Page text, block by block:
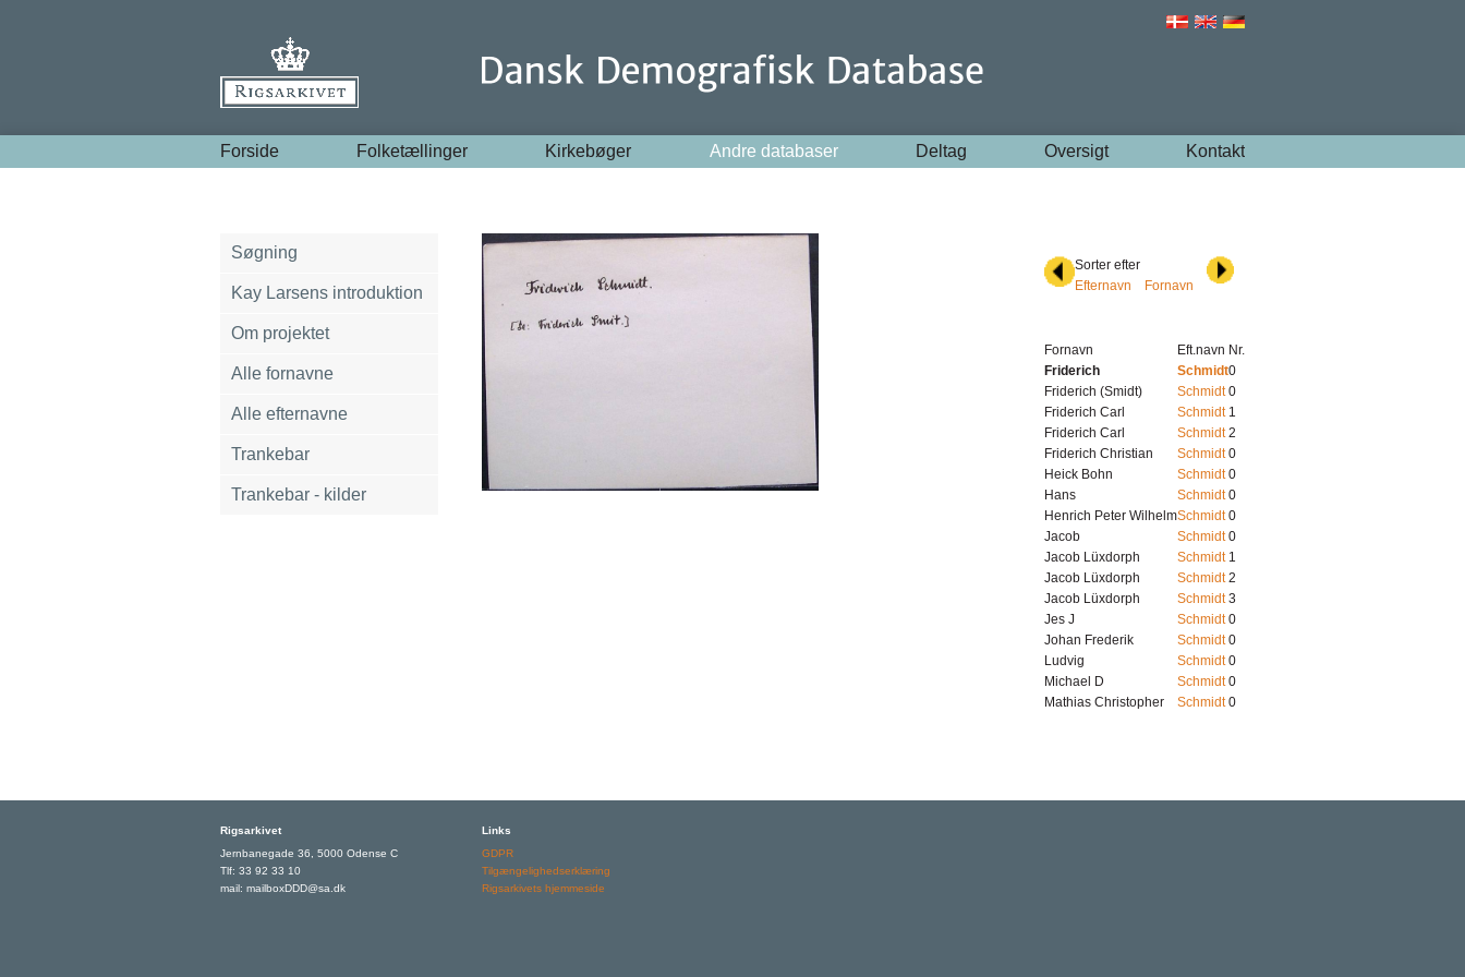
Forside Folketællinger Kirkebøger Andre databaser Deltag Oversigt Kontakt
Søgning
Kay Larsens introduktion
Om projektet
Alle fornavne
Alle efternavne
Trankebar
Trankebar - kilder
Sorter efter
Efternavn
Fornavn
Fornavn Eft.navn Nr.
Friderich
Schmidt0
Friderich (Smidt)
Schmidt 0
Friderich Carl
Schmidt 1
Friderich Carl
Schmidt 2
Friderich Christian
Schmidt 0
Heick Bohn
Schmidt 0
Hans
Schmidt 0
Henrich Peter WilhelmSchmidt 0
Jacob
Schmidt 0
Jacob Lüxdorph
Schmidt 1
Jacob Lüxdorph
Schmidt 2
Jacob Lüxdorph
Schmidt 3
Jes J
Schmidt 0
Johan Frederik
Schmidt 0
Ludvig
Schmidt 0
Michael D
Schmidt 0
Mathias Christopher
Schmidt 0
Rigsarkivet
Jernbanegade 36, 5000 Odense C
Tlf: 33 92 33 10
mail: mailboxDDD@sa.dk
Links
GDPR
Tilgængelighedserklæring
Rigsarkivets hjemmeside